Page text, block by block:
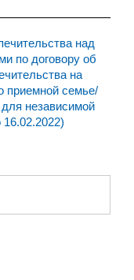
над
по договору об
на
приемной семье/
независимой
16.02.2022)